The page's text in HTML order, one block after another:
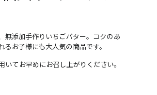
無添加手作りいちごバター。コクのあ
お子様にも大人気の商品です。
てお早めにお召し上がりください。